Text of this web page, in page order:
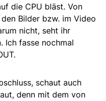
die CPU bläst. Von
Bilder bzw. im Video
nicht, seht ihr
Ich fasse nochmal
schaut auch
denn mit dem von